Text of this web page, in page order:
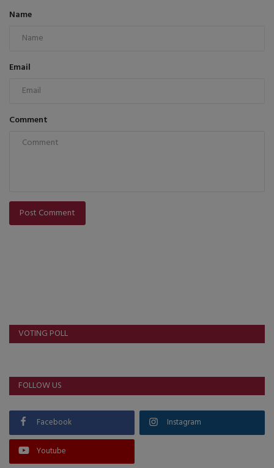
Name
Email
Comment
Post Comment
VOTING POLL
FOLLOW US
Facebook Instagram
Youtube